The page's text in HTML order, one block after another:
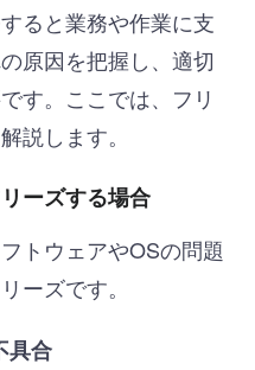
ると業務や作業に支
原因を把握し、適切
す。ここでは、フリ
説します。
ーズする場合
トウェアやOSの問題
ーズです。
具合